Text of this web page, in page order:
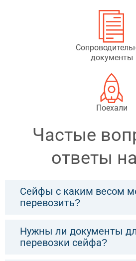
документы
Поехали
Частые
ответы
Сейфы с каким весом
перевозить?
Нужны ли документы
перевозки сейфа?